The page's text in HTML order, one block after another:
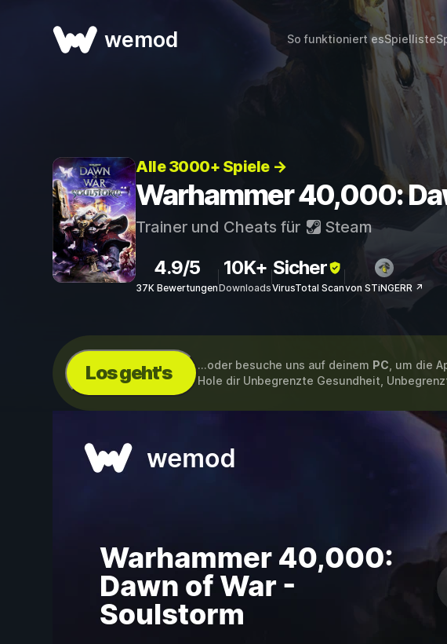
wemod So funktioniert esSpielliste
Alle 3000+ Spiele →
Warhammer 40,000:
Trainer und Cheats für Steam
4.9/5
37K Bewertungen
10K+
Downloads
Sicher
VirusTotal Scanvon STiNGERR ↗
Los geht's ...oder besuche uns auf deinem PC , um die
Hole dir Unbegrenzte Gesundheit,